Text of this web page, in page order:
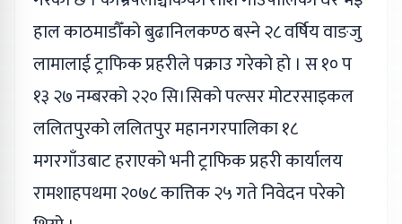
हाल काठमाडौँको बुढानिलकण्ठ बस्ने २८ वर्षिय वाङजु
लामालाई ट्राफिक प्रहरीले पक्राउ गरेको हो । स १० प
१३ २७ नम्बरको २२० सि।सिको पल्सर मोटरसाइकल
ललितपुरको ललितपुर महानगरपालिका १८
मगरगाँउबाट हराएको भनी ट्राफिक प्रहरी कार्यालय
रामशाहपथमा २०७८ कात्तिक २५ गते निवेदन परेको